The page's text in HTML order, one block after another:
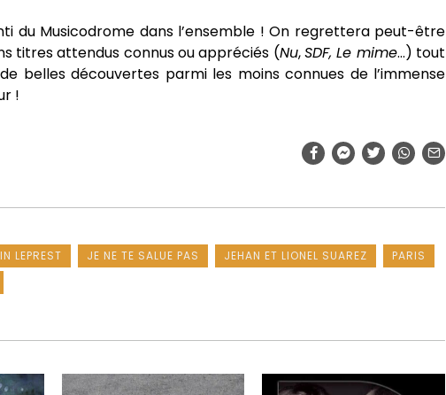
du Musicodrome dans l’ensemble ! On regrettera peut-être
titres attendus connus ou appréciés (Nu,SDF, Le mime…) tout
belles découvertes parmi les moins connues de l’immense
!
LEPREST JE NE TE SALUE PAS JEHAN ET LIONEL SUAREZ
PARIS